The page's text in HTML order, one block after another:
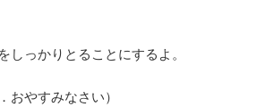
しっかりとることにするよ。
おやすみなさい）